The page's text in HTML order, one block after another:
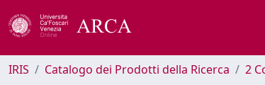
IRIS Catalogo dei Prodotti della Ricerca 2